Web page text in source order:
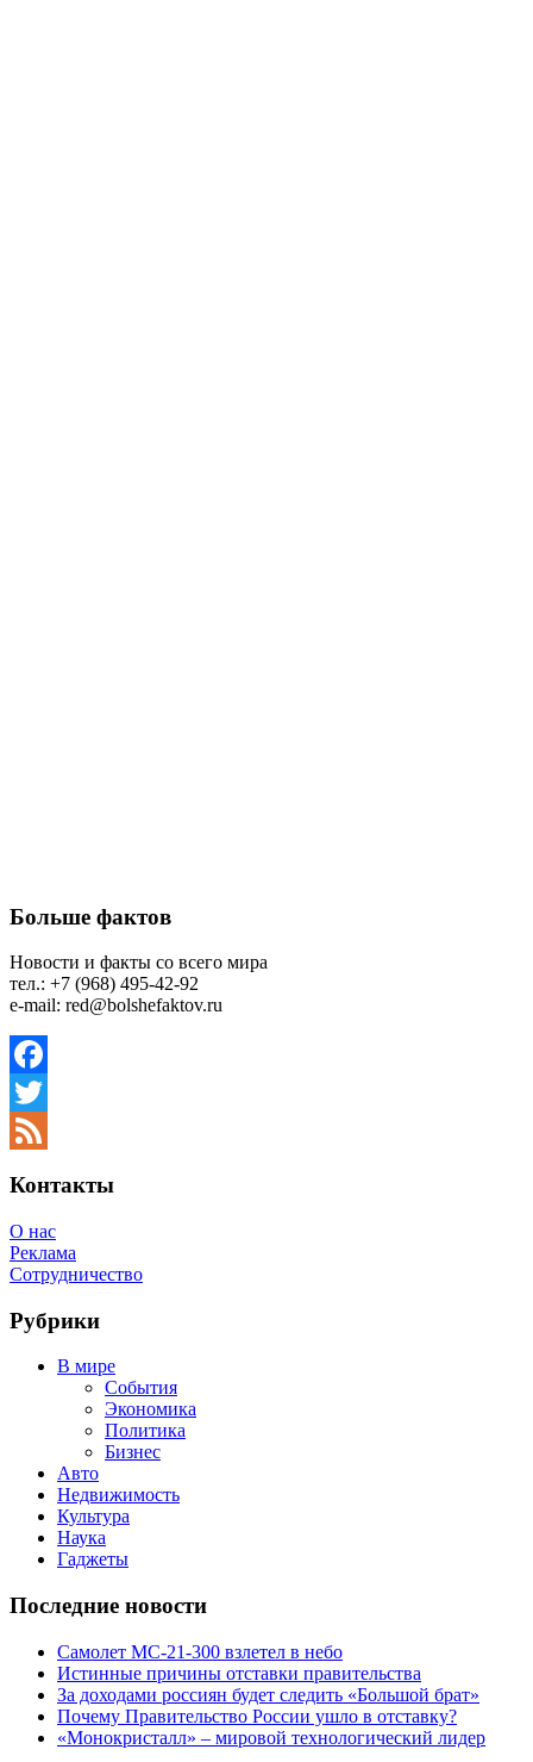
Больше фактов
Новости и факты со всего мира
тел.: +7 (968) 495-42-92
e-mail: red@bolshefaktov.ru
Facebook
Twitter
Контакты
О нас
Реклама
Сотрудничество
Рубрики
В мире
События
Экономика
Политика
Бизнес
Авто
Недвижимость
Культура
Наука
Гаджеты
Последние новости
Самолет МС-21-300 взлетел в небо
Истинные причины отставки правительства
За доходами россиян будет следить «Большой брат»
Почему Правительство России ушло в отставку?
«Монокристалл» – мировой технологический лидер